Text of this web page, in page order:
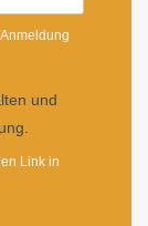
und
Link in